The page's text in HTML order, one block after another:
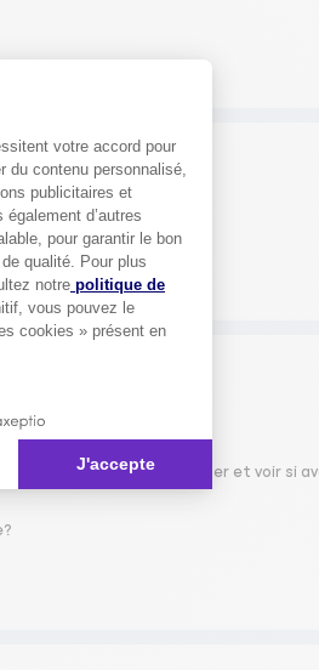
les pneus les gonfler et voir si
votre accord pour
du contenu personnalisé,
publicitaires et
d’autres
pour garantir le bon
qualité. Pour plus
notre politique de
vous pouvez le
cookies » présent en
J'accepte